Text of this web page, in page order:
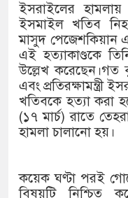
ইসরাইলের হামলায়
ইসমাইল খতিব
মাসুদ পেজেশকিয়ান
এই হত্যাকাণ্ডকে
উল্লেখ করেছেন।গত
এবং
খতিবকে হত্যা করা
(১৭ মার্চ) রাতে
হামলা চালানো হয়।
কয়েক ঘণ্টা পরই
বিষয়টি নিশ্চিত